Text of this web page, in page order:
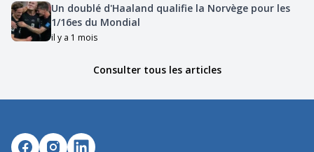
Un doublé d'Haaland qualifie la Norvège pour les
1/16es du Mondial
il y a 1 mois
Consulter tous les articles